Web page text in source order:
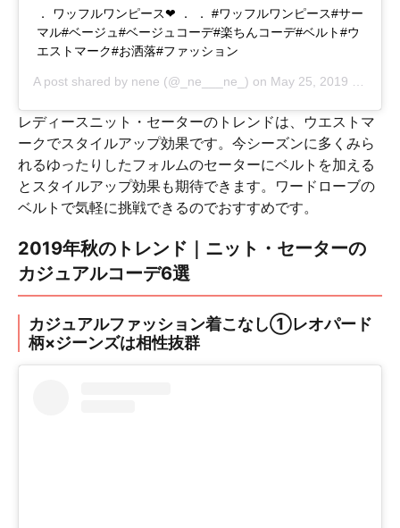
． ワッフルワンピース❤︎ ． ． #ワッフルワンピース#サー
マル#ベージュ#ベージュコーデ#楽ちんコーデ#ベルト#ウ
エストマーク#お洒落#ファッション
A post shared by nene (@_ne___ne_) on May 25, 2019 at 6:09pm PDT
レディースニット・セーターのトレンドは、ウエストマ
ークでスタイルアップ効果です。今シーズンに多くみら
れるゆったりしたフォルムのセーターにベルトを加える
とスタイルアップ効果も期待できます。ワードローブの
ベルトで気軽に挑戦できるのでおすすめです。
2019年秋のトレンド｜ニット・セーターの
カジュアルコーデ6選
カジュアルファッション着こなし①レオパード
柄×ジーンズは相性抜群